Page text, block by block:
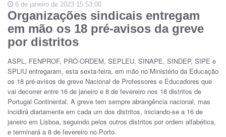
6 de janeiro de 2023 15:53:00
Organizações sindicais entregam
em mão os 18 pré-avisos da greve
por distritos
ASPL, FENPROF, PRÓ-ORDEM, SEPLEU, SINAPE, SINDEP, SIPE e
SPLIU entregaram, esta sexta-feira, em mão no Ministério da Educação
os 18 pré-avisos de greve Nacional de Professores e Educadores que
vai decorrer entre 16 de janeiro e 8 de fevereiro nos 18 distritos de
Portugal Continental. A greve tem sempre abrangência nacional, mas
incidirá diariamente em cada um dos distritos, iniciando-se a 16 de
janeiro em Lisboa, seguindo pelos outros distritos por ordem alfabética,
e terminará a 8 de fevereiro no Porto.